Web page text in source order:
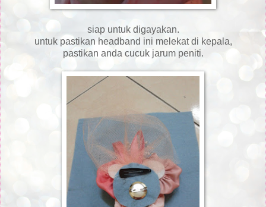
siap untuk digayakan.
untuk pastikan headband ini melekat di kepala,
pastikan anda cucuk jarum peniti.